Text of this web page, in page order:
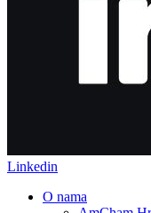
Linkedin
O nama